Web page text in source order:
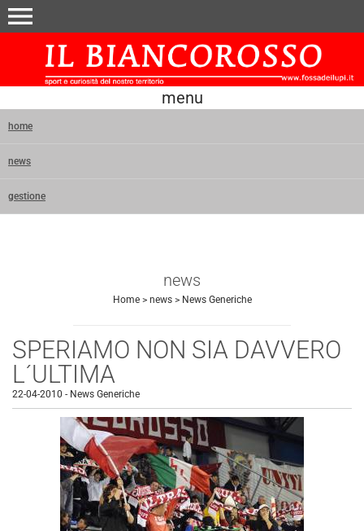
menu
menu
home
news
gestione
news
Home> news> News Generiche
SPERIAMO NON SIA DAVVERO
L´ULTIMA
22-04-2010 - News Generiche